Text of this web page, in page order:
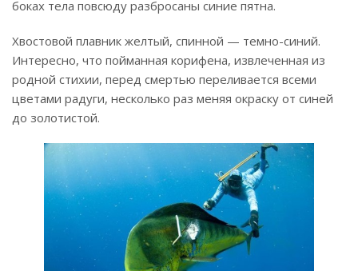
боках тела повсюду разбросаны синие пятна.
Хвостовой плавник желтый, спинной — темно-синий.
Интересно, что пойманная корифена, извлеченная из
родной стихии, перед смертью переливается всеми
цветами радуги, несколько раз меняя окраску от синей
до золотистой.